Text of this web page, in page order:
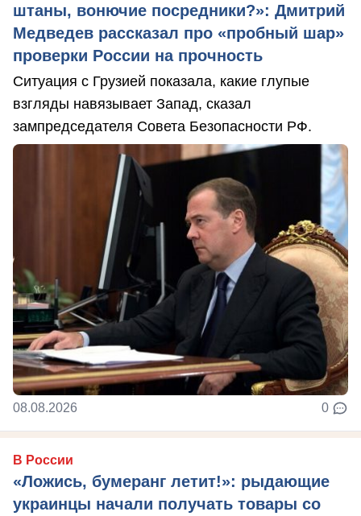
штаны, вонючие посредники?»: Дмитрий
Медведев рассказал про «пробный шар»
проверки России на прочность
Ситуация с Грузией показала, какие глупые
взгляды навязывает Запад, сказал
зампредседателя Совета Безопасности РФ.
08.08.2026 0
В России
«Ложись, бумеранг летит!»: рыдающие
украинцы начали получать товары со